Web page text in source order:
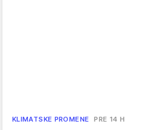
KLIMATSKE PROMENE PRE 14 H